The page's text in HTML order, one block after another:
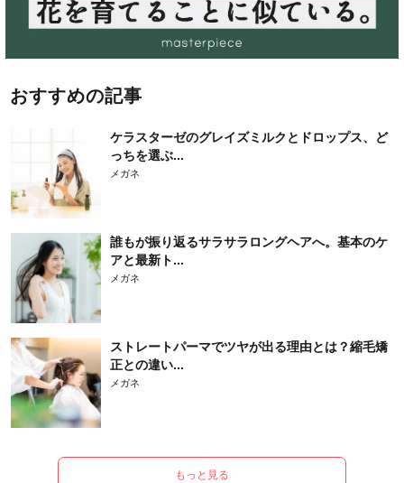
おすすめの記事
ケラスターゼのグレイズミルクとドロップス、ど
っちを選ぶ...
メガネ
誰もが振り返るサラサラロングヘアへ。基本のケ
アと最新ト...
メガネ
ストレートパーマでツヤが出る理由とは？縮毛矯
正との違い...
メガネ
もっと見る